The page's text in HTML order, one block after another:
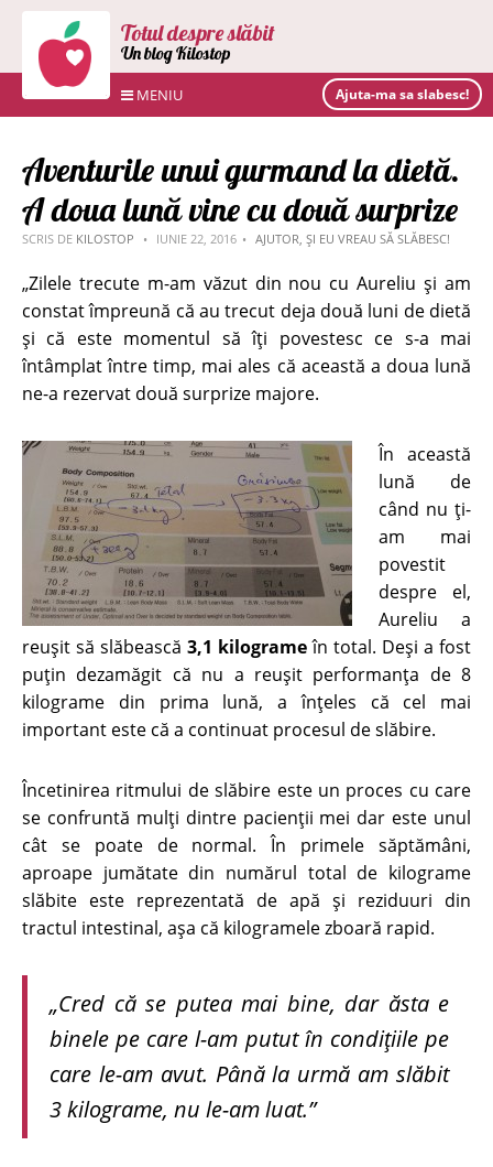
Totul despre slăbit
Un blog Kilostop
MENIU Ajuta-ma sa slabesc!
Aventurile unui gurmand la dietă.
A doua lună vine cu două surprize
SCRIS DE KILOSTOP IUNIE 22, 2016 AJUTOR, ȘI EU VREAU SĂ SLĂBESC!
„Zilele trecute m-am văzut din nou cu Aureliu și am
constat împreună că au trecut deja două luni de dietă
și că este momentul să îți povestesc ce s-a mai
întâmplat între timp, mai ales că această a doua lună
ne-a rezervat două surprize majore.
În această
lună de
când nu ți-
am mai
povestit
despre el,
Aureliu a
reușit să slăbească 3,1 kilogrameîn total. Deși a fost
puțin dezamăgit că nu a reușit performanța de 8
kilograme din prima lună, a înțeles că cel mai
important este că a continuat procesul de slăbire.
Încetinirea ritmului de slăbire este un proces cu care
se confruntă mulți dintre pacienții mei dar este unul
cât se poate de normal. În primele săptămâni,
aproape jumătate din numărul total de kilograme
slăbite este reprezentată de apă și reziduuri din
tractul intestinal, așa că kilogramele zboară rapid.
„Cred că se putea mai bine, dar ăsta e
binele pe care l-am putut în condițiile pe
care le-am avut. Până la urmă am slăbit
3 kilograme, nu le-am luat.”